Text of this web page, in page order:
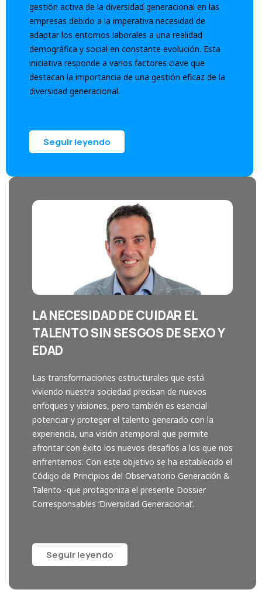
gestión activa de la diversidad generacional en las
empresas debido a la imperativa necesidad de
adaptar los entornos laborales a una realidad
demográfica y social en constante evolución. Esta
iniciativa responde a varios factores clave que
destacan la importancia de una gestión eficaz de la
diversidad generacional.
Seguir leyendo
LA NECESIDAD DE CUIDAR EL
TALENTO SIN SESGOS DE SEXO Y
EDAD​
Las transformaciones estructurales que está
viviendo nuestra sociedad precisan de nuevos
enfoques y visiones, pero también es esencial
potenciar y proteger el talento generado con la
experiencia, una visión atemporal que permite
afrontar con éxito los nuevos desafíos a los que nos
enfrentemos. Con este objetivo se ha establecido el
Código de Principios del Observatorio Generación &
Talento -que protagoniza el presente Dossier
Corresponsables ‘Diversidad Generacional’.
Seguir leyendo